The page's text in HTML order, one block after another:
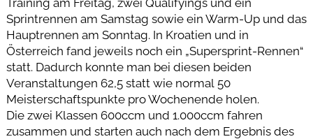
Sprintrennen am Samstag sowie ein Warm-Up und das
Hauptrennen am Sonntag. In Kroatien und in
Österreich fand jeweils noch ein „Supersprint-Rennen“
statt. Dadurch konnte man bei diesen beiden
Veranstaltungen 62,5 statt wie normal 50
Meisterschaftspunkte pro Wochenende holen.
Die zwei Klassen 600ccm und 1.000ccm fahren
zusammen und starten auch nach dem Ergebnis des